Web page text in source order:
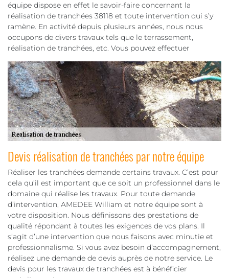
équipe dispose en effet le savoir-faire concernant la
réalisation de tranchées 38118 et toute intervention qui s’y
ramène. En activité depuis plusieurs années, nous nous
occupons de divers travaux tels que le terrassement,
réalisation de tranchées, etc. Vous pouvez effectuer
Devis réalisation de tranchées par notre équipe
Réaliser les tranchées demande certains travaux. C’est pour
cela qu’il est important que ce soit un professionnel dans le
domaine qui réalise les travaux. Pour toute demande
d’intervention, AMEDEE William et notre équipe sont à
votre disposition. Nous définissons des prestations de
qualité répondant à toutes les exigences de vos plans. Il
s’agit d’une intervention que nous faisons avec minutie et
professionnalisme. Si vous avez besoin d’accompagnement,
réalisez une demande de devis auprès de notre service. Le
devis pour les travaux de tranchées est à bénéficier